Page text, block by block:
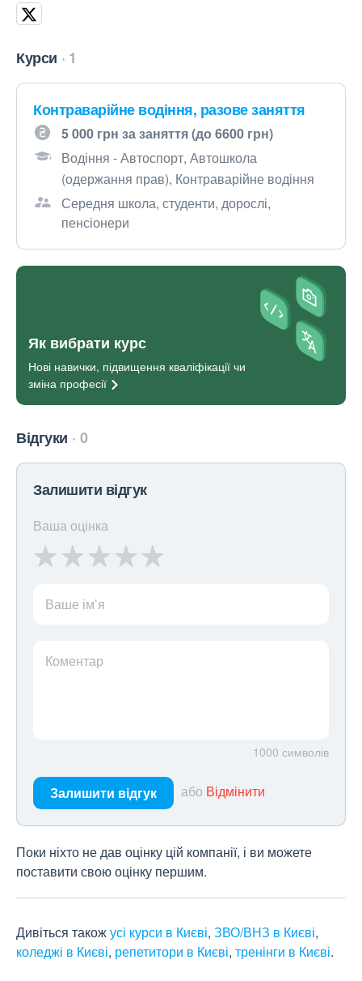
Курси 1
Контраварійне водіння, разове заняття
5 000 грн за заняття (до 6600 грн)
Водіння - Автоспорт, Автошкола
(одержання прав), Контраварійне водіння
Середня школа, студенти, дорослі,
пенсіонери
Як вибрати курс
Нові навички, підвищення кваліфікації чи
зміна професії
Відгуки 0
Залишити відгук
Ваша оцінка
Ваше ім’я
Коментар
1000 символів
Залишити відгук або Відмінити
Поки ніхто не дав оцінку цій компанії, і ви можете
поставити свою оцінку першим.
Дивіться такожусі курси в Києві, ЗВО/ВНЗ в Києві,
коледжі в Києві, репетитори в Києві, тренінги в Києві.